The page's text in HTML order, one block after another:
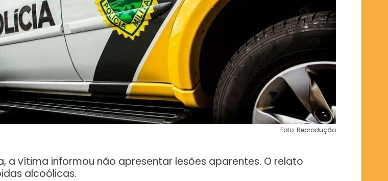
Foto: Reprodução
vítima informou não apresentar lesões aparentes. O relato
alcoólicas.